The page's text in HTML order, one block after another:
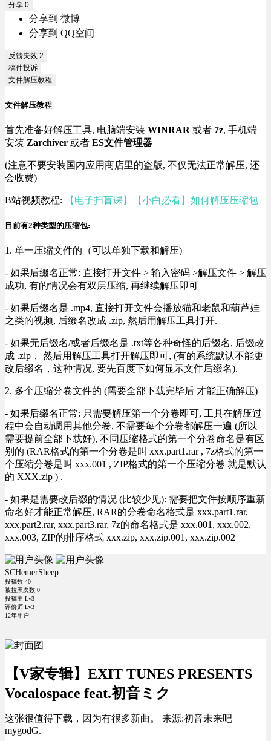
分享 0
分享到 微博
分享到 QQ空间
反馈失效 2
稿件投诉
文件解压教程
文件解压教程
首先准备好解压工具, 电脑端安装 WINRAR 或者 7z, 手机端
安装 Zarchiver 或者 ES文件管理器
(注意不要安装国内应用商店里的盗版, 不仅无法正常解压, 还
会收费)
B站视频教程: 【电子扫盲课】【小白必看】如何解压压缩包
目前有2种类型的压缩包:
1. 单一压缩文件的（可以单独下载和解压)
- 如果后缀名正常: 直接打开文件 > 输入密码 >解压文件 > 解压
成功, 有的情况会有双层压缩, 再继续解压即可
- 如果后缀名是 .mp4, 直接打开文件会播放猫和老鼠和葫芦娃
之类的视频, 后缀名改成 .zip, 然后用解压工具打开.
- 如果无后缀名/或者后缀名是 .txt等各种奇怪的后缀名, 后缀改
成 .zip， 然后用解压工具打开解压即可, (有的系统默认不能更
改后缀名，这种情况, 要先百度下如何显示文件后缀名).
2. 多个压缩分卷文件的 (需要全部下载完毕后 才能正确解压)
- 如果后缀名正常: 只需要解压第一个分卷即可, 工具在解压过
程中会自动调用其他分卷, 不需要每个分卷都解压一遍 (所以
需要提前全部下载好), 不同压缩格式的第一个分卷命名是有区
别的 (RAR格式的第一个分卷是叫 xxx.part1.rar , 7z格式的第一
个压缩分卷是叫 xxx.001 , ZIP格式的第一个压缩分卷 就是默认
的 XXX.zip ) .
- 如果是需要改后缀的情况 (比较少见): 需要把文件按顺序重新
命名好才能正常解压, RAR的分卷命名格式是 xxx.part1.rar,
xxx.part2.rar, xxx.part3.rar, 7z的命名格式是 xxx.001, xxx.002,
xxx.003, ZIP的排序格式 xxx.zip, xxx.zip.001, xxx.zip.002
SCHemerSheep
投稿数 40
被拉黑次数 0
投稿主 Lv3
评价师 Lv3
12年用户
【V家专辑】EXIT TUNES PRESENTS
Vocalospace feat.初音ミク
这张很值得下载，因为有很多新曲。 来源:初音未来吧
mygodG.